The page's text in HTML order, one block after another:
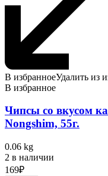
В избранноеУдалить из
В избранное
Чипсы со вкусом
Nongshim, 55г.
0.06 kg
2 в наличии
169₽